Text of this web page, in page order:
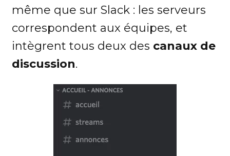
même que sur Slack : les serveurs
correspondent aux équipes, et
intègrent tous deux des canaux de
discussion.